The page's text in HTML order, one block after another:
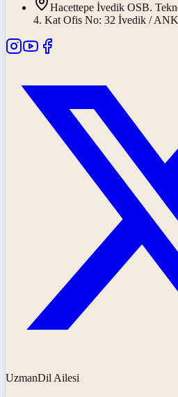
Hacettepe İvedik OSB.
4. Kat Ofis No: 32 İvedik /
UzmanDil Ailesi